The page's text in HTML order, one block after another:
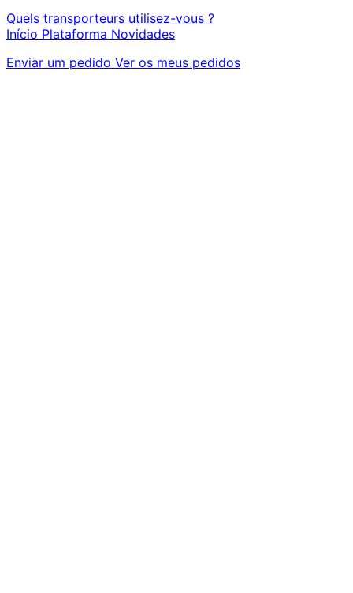
Quels transporteurs utilisez-vous ?
Início Plataforma Novidades
Enviar um pedido Ver os meus pedidos